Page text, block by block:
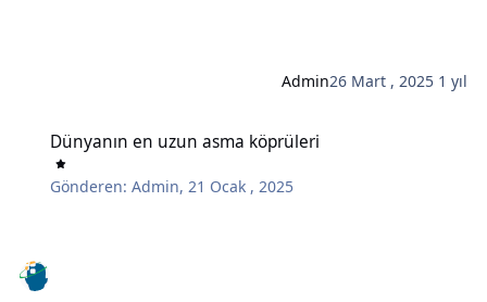
Admin26 Mart , 2025 1 yıl
Dünyanın en uzun asma köprüleri
Gönderen:Admin,21 Ocak , 2025